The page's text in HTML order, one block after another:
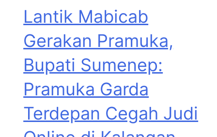
Lantik Mabicab
Gerakan Pramuka,
Bupati Sumenep:
Pramuka Garda
Terdepan Cegah Judi